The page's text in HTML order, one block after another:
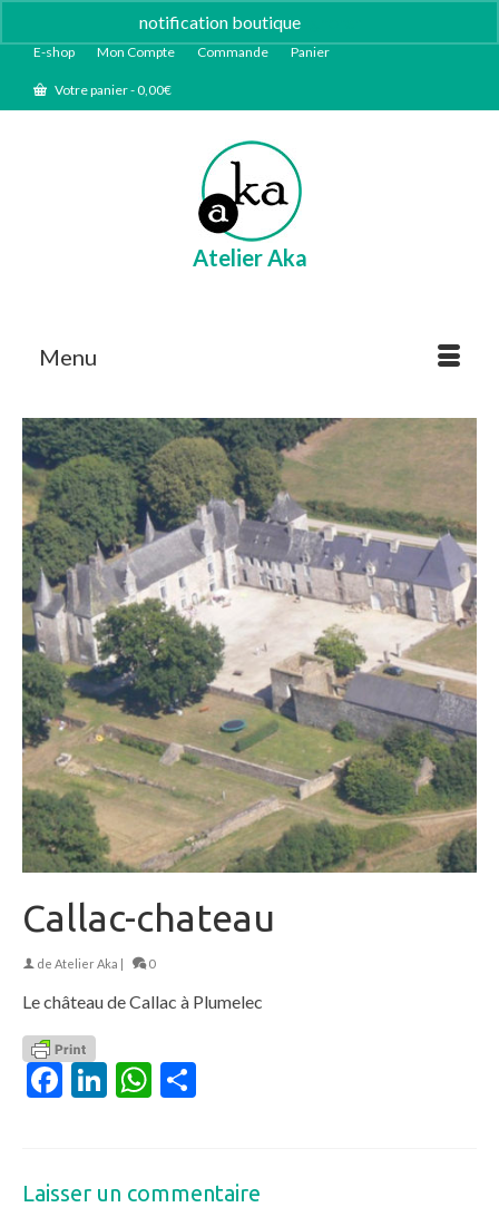
notification boutique
E-shop Mon Compte Commande Panier
Votre panier-0,00€
Atelier Aka
Menu
Callac-chateau
de Atelier Aka | 0
Le château de Callac à Plumelec
Facebook
LinkedIn
WhatsApp
Laisser un commentaire